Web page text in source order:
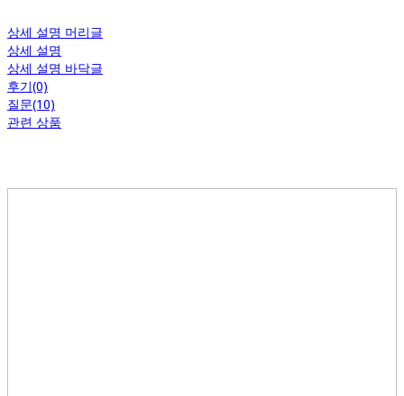
상세 설명 머리글
상세 설명
상세 설명 바닥글
후기(0)
질문(10)
관련 상품